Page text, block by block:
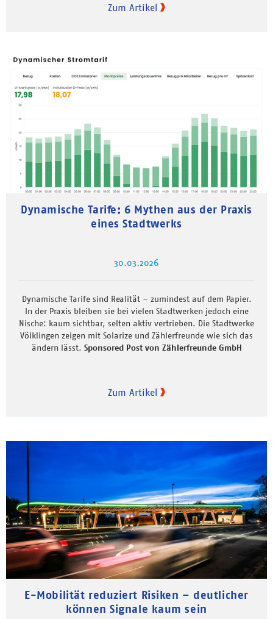
Zum Artikel
Dynamische Tarife: 6 Mythen aus der Praxis
eines Stadtwerks
30.03.2026
Dynamische Tarife sind Realität – zumindest auf dem Papier.
In der Praxis bleiben sie bei vielen Stadtwerken jedoch eine
Nische: kaum sichtbar, selten aktiv vertrieben. Die Stadtwerke
Völklingen zeigen mit Solarize und Zählerfreunde wie sich das
ändern lässt. Sponsored Post von Zählerfreunde GmbH
Zum Artikel
E-Mobilität reduziert Risiken – deutlicher
können Signale kaum sein